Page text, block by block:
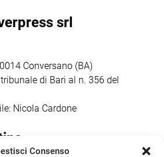
dalla
[…]
srl
Conversano (BA)
di Bari al n. 356 del
Nicola Cardone
Consenso